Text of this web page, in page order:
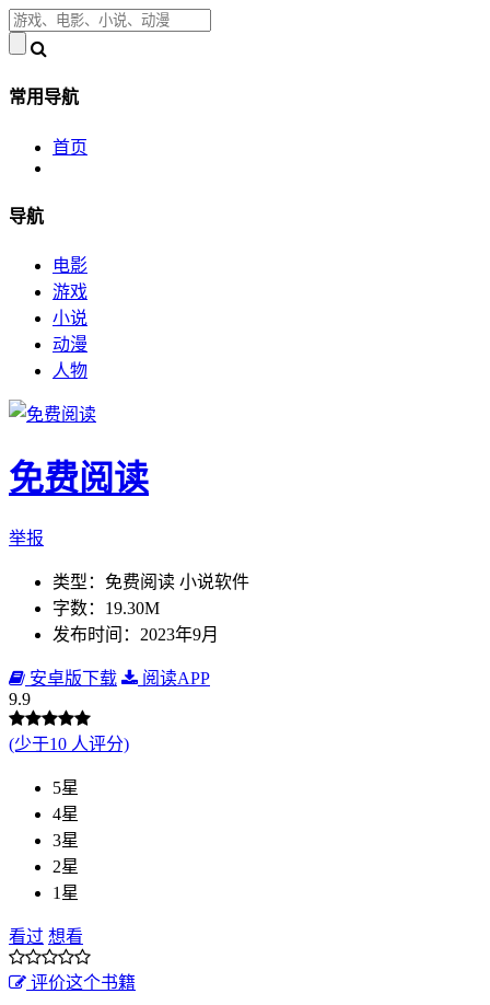
常用导航
首页
导航
电影
游戏
小说
动漫
人物
免费阅读
举报
类型：免费阅读 小说软件
字数：19.30M
发布时间：2023年9月
安卓版下载
阅读APP
9.9
(少于10 人评分)
5星
4星
3星
2星
1星
看过 想看
评价这个书籍